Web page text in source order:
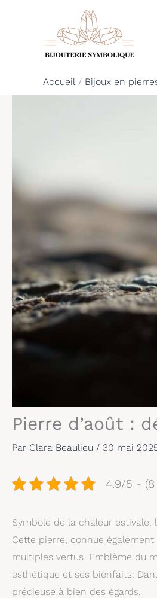
Accueil Bijoux en
Pierre d’août :
Par Clara Beaulieu / 30 mai
4.9/5 -
Symbole de la chaleur
Cette pierre, connue
multiples vertus. Emblème du
esthétique et ses bienfaits.
précieuse à bien des égards.